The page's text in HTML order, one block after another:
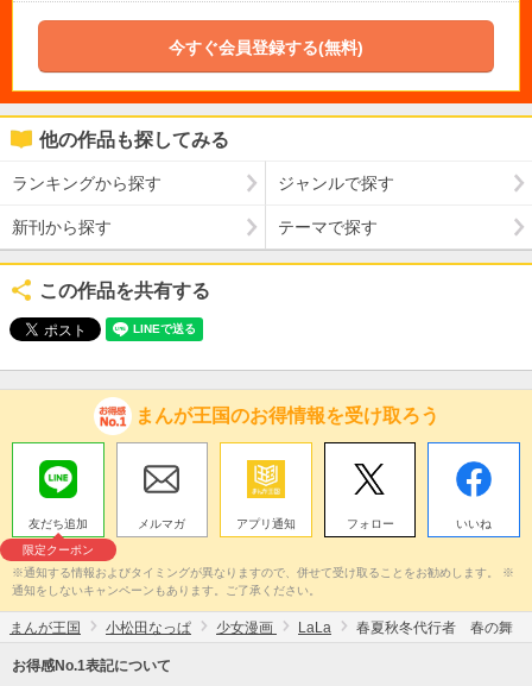
今すぐ会員登録する(無料)
他の作品も探してみる
ランキングから探す ジャンルで探す
新刊から探す テーマで探す
この作品を共有する
まんが王国のお得情報を受け取ろう
友だち追加
限定クーポン
メルマガ アプリ通知 フォロー いいね
※通知する情報およびタイミングが異なりますので、併せて受け取ることをお勧めします。 ※
通知をしないキャンペーンもあります。ご了承ください。
まんが王国 小松田なっぱ 少女漫画 LaLa 春夏秋冬代行者 春の舞
お得感No.1表記について